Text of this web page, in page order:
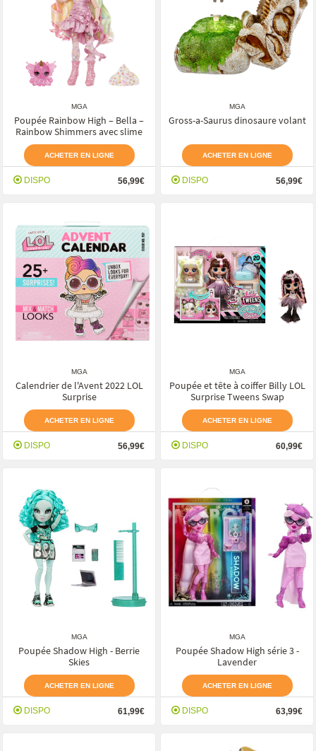
MGA
Poupée Rainbow High – Bella –
Rainbow Shimmers avec slime
ACHETER EN LIGNE
DISPO 56,99€
MGA
Gross-a-Saurus dinosaure volant
ACHETER EN LIGNE
DISPO 56,99€
MGA
Calendrier de l'Avent 2022 LOL
Surprise
ACHETER EN LIGNE
DISPO 56,99€
MGA
Poupée et tête à coiffer Billy LOL
Surprise Tweens Swap
ACHETER EN LIGNE
DISPO 60,99€
MGA
Poupée Shadow High - Berrie
Skies
ACHETER EN LIGNE
DISPO 61,99€
MGA
Poupée Shadow High série 3 -
Lavender
ACHETER EN LIGNE
DISPO 63,99€